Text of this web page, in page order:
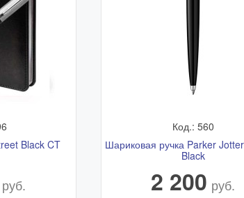
Black CT
руб.
Код.: 560
Шариковая ручка Parker
Black
2 200 руб.